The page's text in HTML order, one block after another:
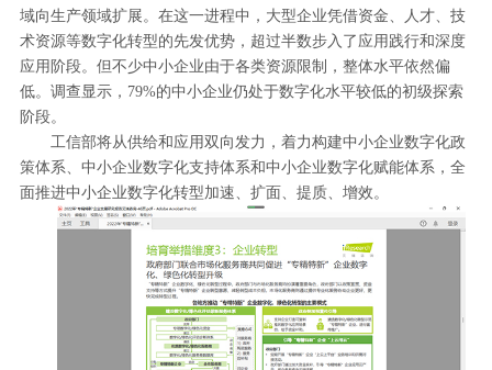
域向生产领域扩展。在这一进程中，大型企业凭借资金、人才、技
术资源等数字化转型的先发优势，超过半数步入了应用践行和深度
应用阶段。但不少中小企业由于各类资源限制，整体水平依然偏
低。调查显示，79%的中小企业仍处于数字化水平较低的初级探索
阶段。
工信部将从供给和应用双向发力，着力构建中小企业数字化政
策体系、中小企业数字化支持体系和中小企业数字化赋能体系，全
面推进中小企业数字化转型加速、扩面、提质、增效。